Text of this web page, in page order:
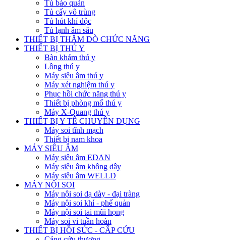
Tủ bảo quản
Tủ cấy vô trùng
Tủ hút khí độc
Tủ lạnh âm sâu
THIẾT BỊ THĂM DÒ CHỨC NĂNG
THIẾT BỊ THÚ Y
Bàn khám thú y
Lồng thú y
Máy siêu âm thú y
Máy xét nghiệm thú y
Phục hồi chức năng thú y
Thiết bị phòng mổ thú y
Máy X-Quang thú y
THIẾT BỊ Y TẾ CHUYÊN DỤNG
Máy soi tĩnh mạch
Thiết bị nam khoa
MÁY SIÊU ÂM
Máy siêu âm EDAN
Máy siêu âm không dây
Máy siêu âm WELLD
MÁY NỘI SOI
Máy nội soi dạ dày - đại tràng
Máy nội soi khí - phế quản
Máy nội soi tai mũi họng
Máy soi vi tuần hoàn
THIẾT BỊ HỒI SỨC - CẤP CỨU